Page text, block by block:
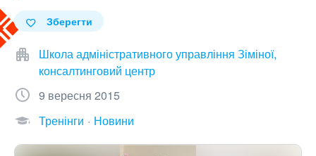
Зберегти
Школа адміністративного управління Зіміної,
консалтинговий центр
9 вересня 2015
Тренінги
Новини